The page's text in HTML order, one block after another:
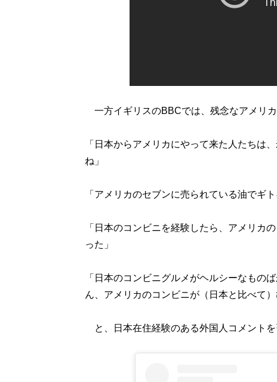
一方イギリスのBBCでは、残念なアメリ
「日本からアメリカにやって来た人たちは
ね」
「アメリカのセブンに売られている油でギ
「日本のコンビニを経験したら、アメリカ
った」
「日本のコンビニグルメがヘルシーなもの
ん、アメリカのコンビニが（日本と比べて
と、日本在住経験のある外国人コメント